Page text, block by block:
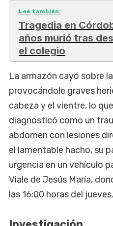
Leé también:
Tragedia en
años murió tras
el colegio
La armazón cayó sobre
provocándole graves
cabeza y el vientre, lo
diagnosticó como un
abdomen con lesiones
el lamentable hacho, su
urgencia en un vehículo
Viale de Jesús María,
las 16:00 horas del jueves.